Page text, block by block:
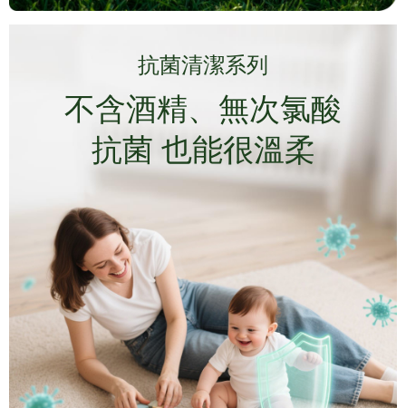
抗菌清潔系列
不含酒精、無次氯酸
抗菌 也能很溫柔